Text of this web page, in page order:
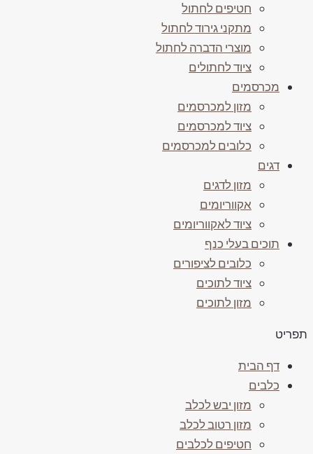
חטיפים לחתול
מתקני גירוד לחתול
מוצרי הדברה לחתול
ציוד לחתולים
מכרסמים
מזון למכרסמים
ציוד למכרסמים
כלובים למכרסמים
דגים
מזון לדגים
אקווריומים
ציוד לאקווריומים
תוכים בעלי כנף
כלובים לציפורים
ציוד לתוכים
מזון לתוכים
דף הבית
כלבים
מזון יבש לכלב
מזון רטוב לכלב
חטיפים לכלבים